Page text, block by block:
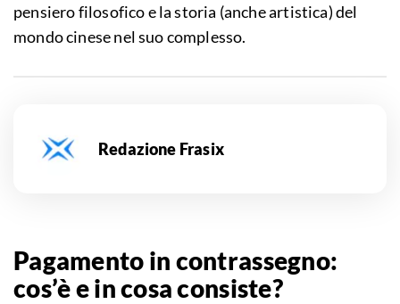
pensiero filosofico e la storia (anche artistica) del
mondo cinese nel suo complesso.
Redazione Frasix
Pagamento in contrassegno:
cos’è e in cosa consiste?